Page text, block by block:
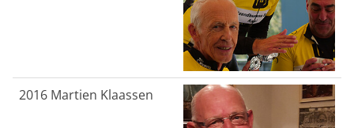
2016 Martien Klaassen